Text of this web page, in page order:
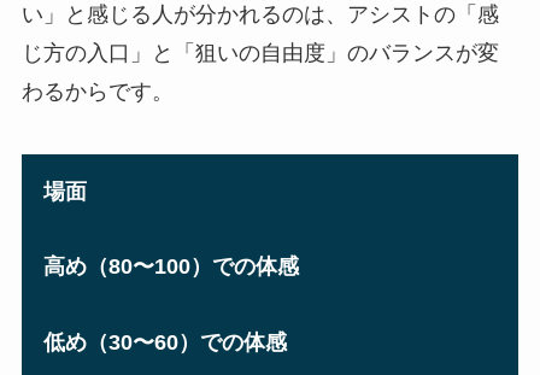
い」と感じる人が分かれるのは、アシストの「感
じ方の入口」と「狙いの自由度」のバランスが変
わるからです。
場面
高め（80〜100）での体感
低め（30〜60）での体感